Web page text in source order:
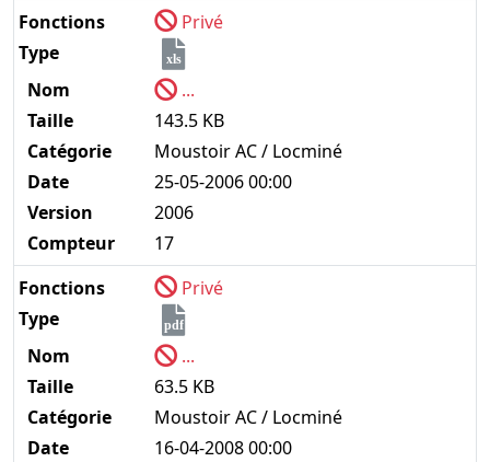
Fonctions
Privé
Type
xls
Nom
...
Taille
143.5 KB
Catégorie
Moustoir AC / Locminé
Date
25-05-2006 00:00
Version
2006
Compteur
17
Fonctions
Privé
Type
pdf
Nom
...
Taille
63.5 KB
Catégorie
Moustoir AC / Locminé
Date
16-04-2008 00:00